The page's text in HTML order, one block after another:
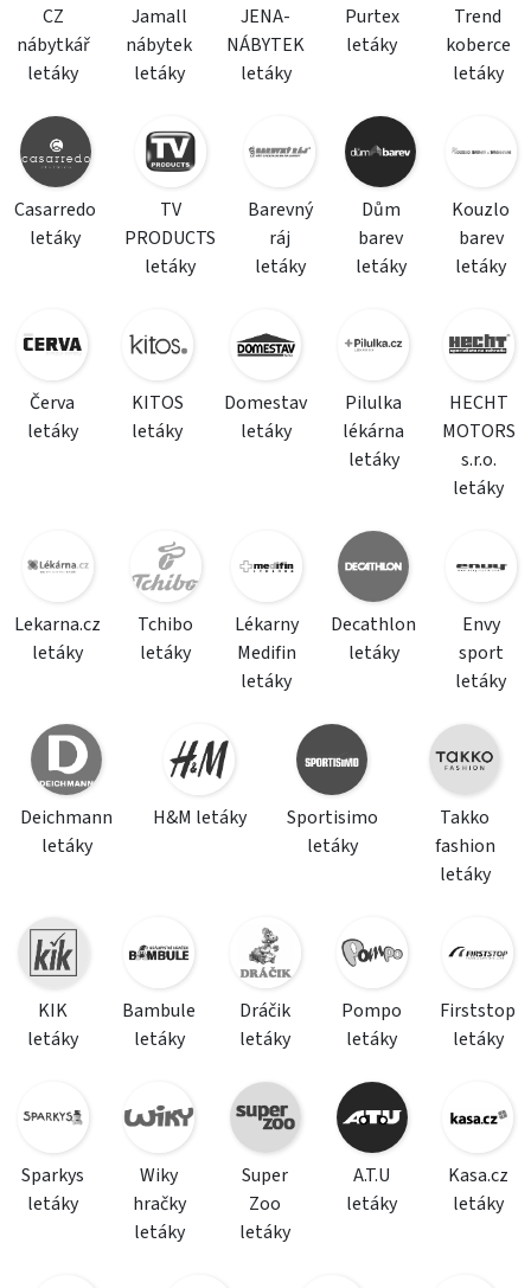
CZ
nábytkář
letáky
Jamall
nábytek
letáky
JENA-
NÁBYTEK
letáky
Purtex
letáky
Trend
koberce
letáky
Casarredo
letáky
TV
PRODUCTS
letáky
Barevný
ráj
letáky
Dům
barev
letáky
Kouzlo
barev
letáky
Červa
letáky
KITOS
letáky
Domestav
letáky
Pilulka
lékárna
letáky
HECHT
MOTORS
s.r.o.
letáky
Lekarna.cz
letáky
Tchibo
letáky
Lékarny
Medifin
letáky
Decathlon
letáky
Envy
sport
letáky
Deichmann
letáky
H&M letáky
Sportisimo
letáky
Takko
fashion
letáky
KIK
letáky
Bambule
letáky
Dráčik
letáky
Pompo
letáky
Firststop
letáky
Sparkys
letáky
Wiky
hračky
letáky
Super
Zoo
letáky
A.T.U
letáky
Kasa.cz
letáky